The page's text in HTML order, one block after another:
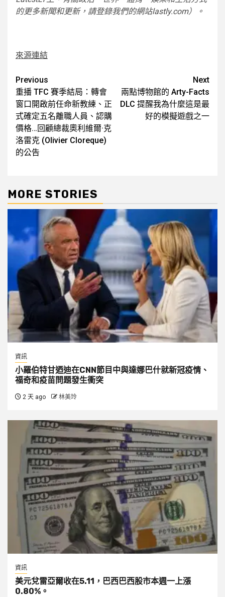
的更多新聞和更新，請登錄我們的網站lastly.com）。
來源連結
Post
navigation
Previous
重播 TFC 賽季結局：轉會
窗口開啟前任命新教練、正
式確定五名離職人員、認購
價格…回顧總裁奧利維爾·克
洛雷克 (Olivier Cloreque)
的公告
Next
兩點博物館的 Arty-Facts
DLC 提醒我為什麼這是最
好的模擬遊戲之一
MORE STORIES
資訊
小羅伯特甘迺迪在CNN節目中與達娜巴什就新冠疫情、
福奇和疫苗問題發生衝突
2 天 ago 林美玲
資訊
美元兌雷亞爾收在5.11，巴西巴西股市本週一上漲
0.80%。